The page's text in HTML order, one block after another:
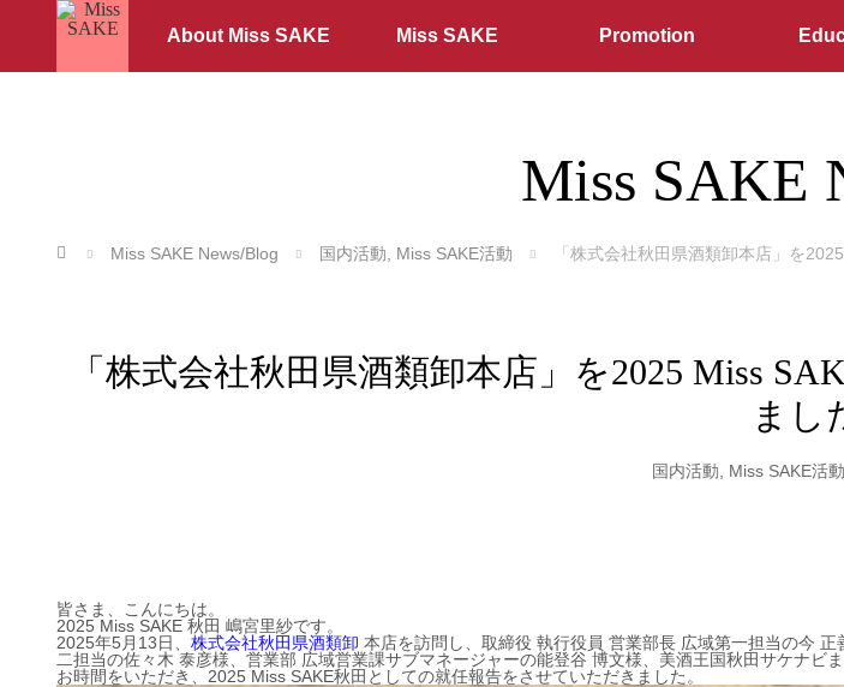
About Miss SAKE Miss SAKE Promotion
Miss SAKE
ホーム Miss SAKE News/Blog 国内活動 Miss SAKE活動 「株式会社秋田県酒類卸本店」を
「株式会社秋田県酒類卸本店」を2025 Miss
まし
国内活動 Miss SAKE活動
皆さま、こんにちは。
2025 Miss SAKE 秋田 嶋宮里紗です。
2025年5月13日、 株式会社秋田県酒類卸 本店を訪問し、取締役 執行役員 営業部長 広域第一担当の今
二担当の佐々木 泰彦様、営業部 広域営業課サブマネージャーの能登谷 博文様、美酒王国秋田サケナビ
お時間をいただき、2025 Miss SAKE秋田としての就任報告をさせていただきました。